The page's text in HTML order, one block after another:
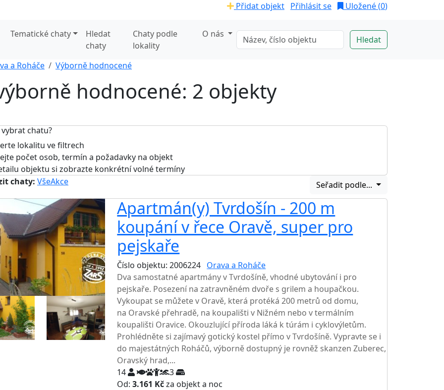
Přidat objekt Přihlásit se Uložené (0)
Tematické chaty
Hledat
chaty
Chaty podle
lokality
O nás
a Roháče Výborně hodnocené
hodnocené: 2 objekty
chatu?
lokalitu ve filtrech
počet osob, termín a požadavky na objekt
objektu si zobrazte konkrétní volné termíny
chaty: VšeAkce Seřadit podle...
Apartmán(y) Tvrdošín - 200 m
koupání v řece Oravě, super pro
pejskaře
Číslo objektu: 2006224 Orava a Roháče
Dva samostatné apartmány v Tvrdošíně, vhodné ubytování i pro
pejskaře. Posezení na zatravněném dvoře s grilem a houpačkou.
Vykoupat se můžete v Oravě, která protéká 200 metrů od domu,
na Oravské přehradě, na koupališti v Nižném nebo v termálním
koupališti Oravice. Okouzlující příroda láká k túrám i cyklovýletům.
Prohlédněte si zajímavý gotický kostel přímo v Tvrdošíně. Vypravte se i
do majestátných Roháčů, výborně dostupný je rovněž skanzen Zuberec,
Oravský hrad,...
14
3
Od:3.161 Kčza objekt a noc